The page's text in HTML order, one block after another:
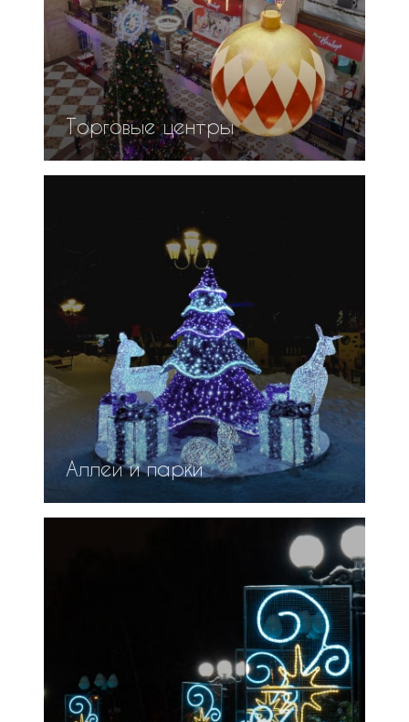
Торговые центры
Аллеи и парки